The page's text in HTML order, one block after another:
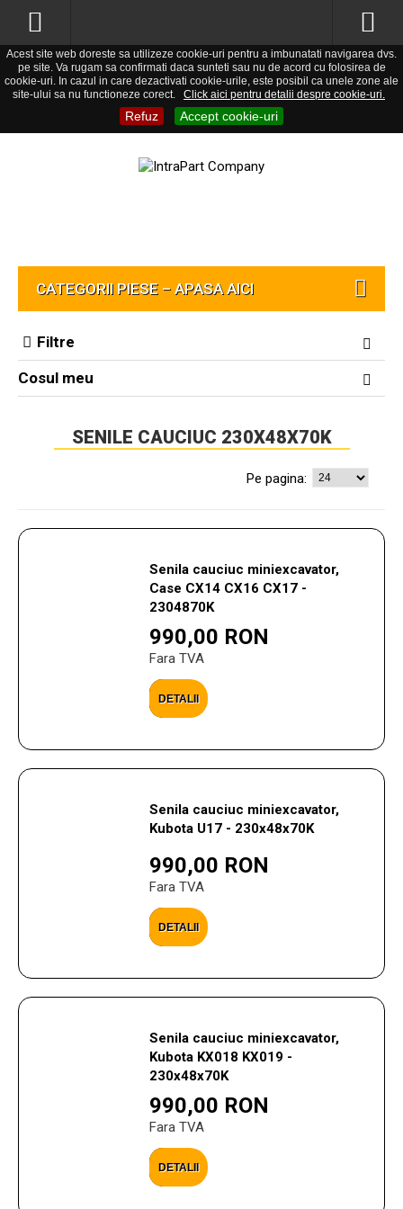
Acest site web doreste sa utilizeze cookie-uri pentru a imbunatati navigarea dvs.
pe site. Va rugam sa confirmati daca sunteti sau nu de acord cu folosirea de
cookie-uri. In cazul in care dezactivati cookie-urile, este posibil ca unele zone ale
site-ului sa nu functioneze corect.
Click aici pentru detalii despre cookie-uri.
Refuz Accept cookie-uri
CATEGORII PIESE – APASA AICI
Filtre
Cosul meu
SENILE CAUCIUC 230X48X70K
Pe pagina:
Senila cauciuc miniexcavator,
Case CX14 CX16 CX17 -
2304870K
990,00 RON
Fara TVA
DETALII
Senila cauciuc miniexcavator,
Kubota U17 - 230x48x70K
990,00 RON
Fara TVA
DETALII
Senila cauciuc miniexcavator,
Kubota KX018 KX019 -
230x48x70K
990,00 RON
Fara TVA
DETALII